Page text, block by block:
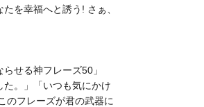
を幸福へと誘う! さぁ、
せる神フレーズ50」
た。」「いつも気にかけ
のフレーズが君の武器に